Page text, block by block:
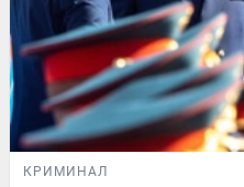
КРИМИНАЛ